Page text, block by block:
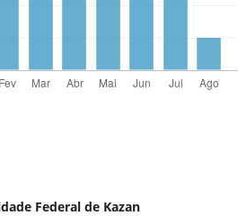
Federal de Kazan